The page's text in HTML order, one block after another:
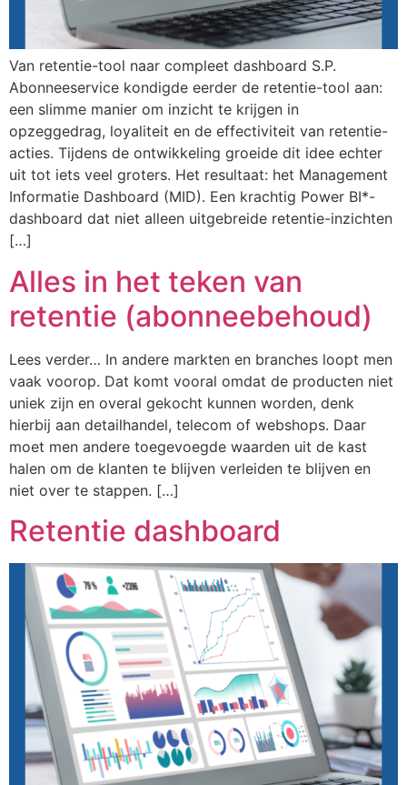
Van retentie-tool naar compleet dashboard S.P.
Abonneeservice kondigde eerder de retentie-tool aan:
een slimme manier om inzicht te krijgen in
opzeggedrag, loyaliteit en de effectiviteit van retentie-
acties. Tijdens de ontwikkeling groeide dit idee echter
uit tot iets veel groters. Het resultaat: het Management
Informatie Dashboard (MID). Een krachtig Power BI*-
dashboard dat niet alleen uitgebreide retentie-inzichten
[…]
Alles in het teken van
retentie (abonneebehoud)
Lees verder… In andere markten en branches loopt men
vaak voorop. Dat komt vooral omdat de producten niet
uniek zijn en overal gekocht kunnen worden, denk
hierbij aan detailhandel, telecom of webshops. Daar
moet men andere toegevoegde waarden uit de kast
halen om de klanten te blijven verleiden te blijven en
niet over te stappen. […]
Retentie dashboard